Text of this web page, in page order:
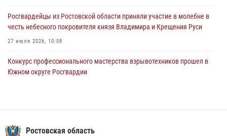
Росгвардейцы из Ростовской области приняли участие в молебне в
честь небесного покровителя князя Владимира и Крещения Руси
27 июля 2026, 10:08
Конкурс профессионального мастерства взрывотехников прошел в
Южном округе Росгвардии
продажиРостовская область